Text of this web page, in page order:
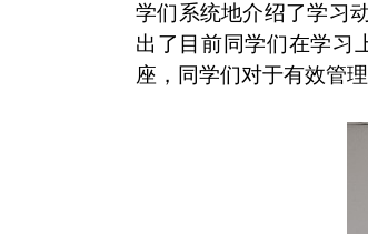
学们系统地介绍了学习
出了目前同学们在学习
座，同学们对于有效管